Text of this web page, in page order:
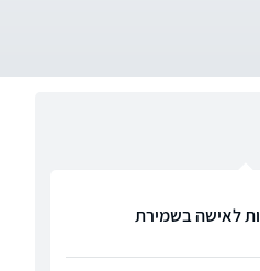
לאישה בשמירת